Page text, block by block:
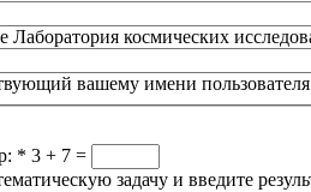
Лаборатория космических
вашему имени
* 3 + 7 =
задачу и введите